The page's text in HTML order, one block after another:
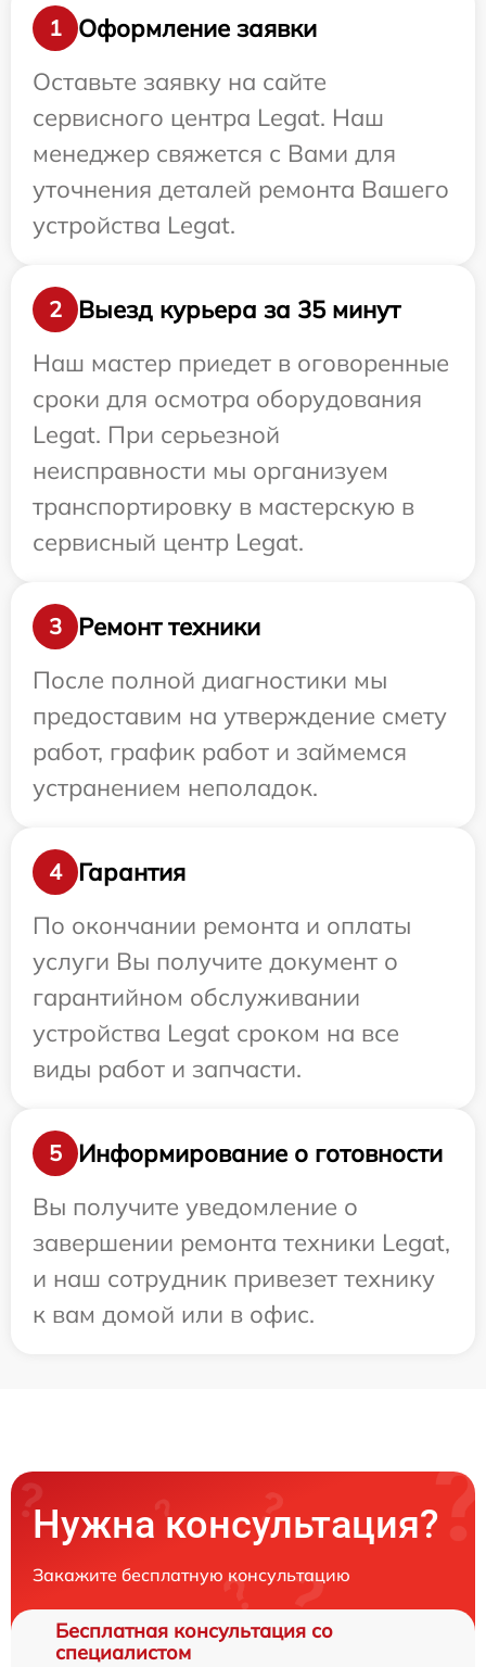
1
Оформление заявки
Оставьте заявку на сайте
сервисного центра Legat. Наш
менеджер свяжется с Вами для
уточнения деталей ремонта Вашего
устройства Legat.
2
Выезд курьера за 35 минут
Наш мастер приедет в оговоренные
сроки для осмотра оборудования
Legat. При серьезной
неисправности мы организуем
транспортировку в мастерскую в
сервисный центр Legat.
3
Ремонт техники
После полной диагностики мы
предоставим на утверждение смету
работ, график работ и займемся
устранением неполадок.
4
Гарантия
По окончании ремонта и оплаты
услуги Вы получите документ о
гарантийном обслуживании
устройства Legat сроком на все
виды работ и запчасти.
5
Информирование о готовности
Вы получите уведомление о
завершении ремонта техники Legat,
и наш сотрудник привезет технику
к вам домой или в офис.
Нужна консультация?
Закажите бесплатную консультацию
Бесплатная консультация со
специалистом